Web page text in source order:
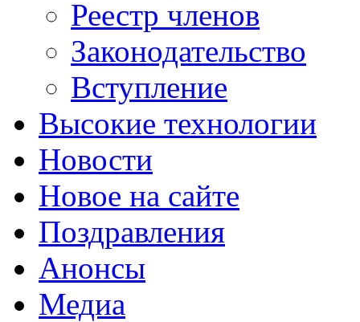
Реестр членов
Законодательство
Вступление
Высокие технологии
Новости
Новое на сайте
Поздравления
Анонсы
Медиа